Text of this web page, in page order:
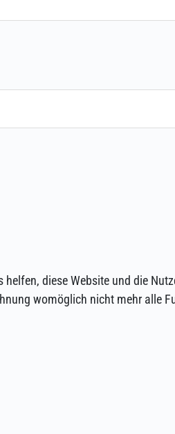
diese Website und die
womöglich nicht mehr alle